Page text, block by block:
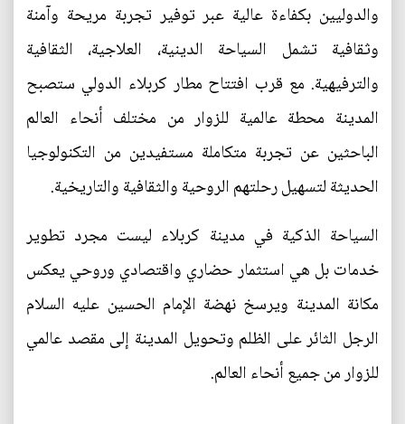
والدوليين بكفاءة عالية عبر توفير تجربة مريحة وآمنة
وثقافية تشمل السياحة الدينية، العلاجية، الثقافية
والترفيهية. مع قرب افتتاح مطار كربلاء الدولي ستصبح
المدينة محطة عالمية للزوار من مختلف أنحاء العالم
الباحثين عن تجربة متكاملة مستفيدين من التكنولوجيا
الحديثة لتسهيل رحلتهم الروحية والثقافية والتاريخية.
السياحة الذكية في مدينة كربلاء ليست مجرد تطوير
خدمات بل هي استثمار حضاري واقتصادي وروحي يعكس
مكانة المدينة ويرسخ نهضة الإمام الحسين عليه السلام
الرجل الثائر على الظلم وتحويل المدينة إلى مقصد عالمي
للزوار من جميع أنحاء العالم.